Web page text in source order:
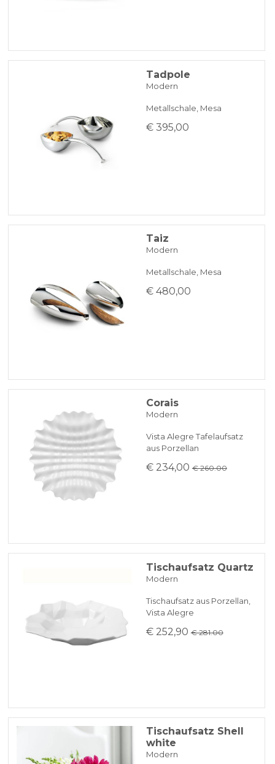
Tadpole
Modern
Metallschale, Mesa
€ 395,00
Taiz
Modern
Metallschale, Mesa
€ 480,00
Corais
Modern
Vista Alegre Tafelaufsatz
aus Porzellan
€ 234,00 € 260.00
Tischaufsatz Quartz
Modern
Tischaufsatz aus Porzellan,
Vista Alegre
€ 252,90 € 281.00
Tischaufsatz Shell
white
Modern